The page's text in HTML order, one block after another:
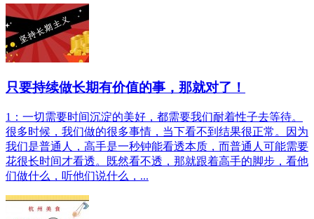
只要持续做长期有价值的事，那就对了！
1：一切需要时间沉淀的美好，都需要我们耐着性子去等待。
很多时候，我们做的很多事情，当下看不到结果很正常。因为
我们是普通人，高手是一秒钟能看透本质，而普通人可能需要
花很长时间才看透。既然看不透，那就跟着高手的脚步，看他
们做什么，听他们说什么，...